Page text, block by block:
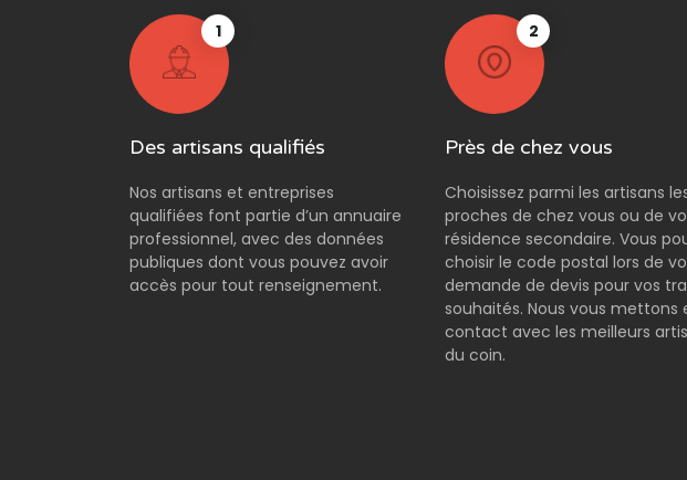
1
Des artisans qualifiés
Nos artisans et entreprises
qualifiées font partie d’un annuaire
professionnel, avec des données
publiques dont vous pouvez avoir
accès pour tout renseignement.
2
Près de chez vous
Choisissez parmi les artisans
proches de chez vous ou de
résidence secondaire. Vous
choisir le code postal lors de
demande de devis pour vos
souhaités. Nous vous mettons
contact avec les meilleurs
du coin.